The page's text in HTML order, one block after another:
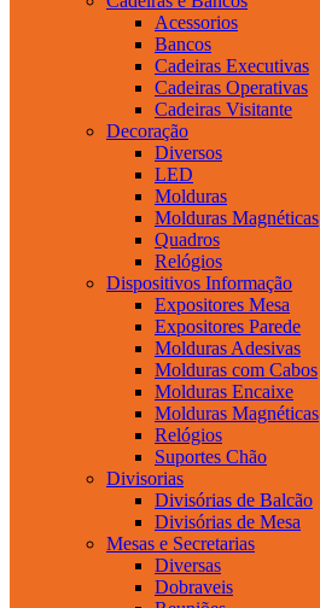
Acessorios
Bancos
Cadeiras Executivas
Cadeiras Operativas
Cadeiras Visitante
Decoração
Diversos
LED
Molduras
Molduras Magnéticas
Quadros
Relógios
Dispositivos Informação
Expositores Mesa
Expositores Parede
Molduras Adesivas
Molduras com Cabos
Molduras Encaixe
Molduras Magnéticas
Relógios
Suportes Chão
Divisorias
Divisórias de Balcão
Divisórias de Mesa
Mesas e Secretarias
Diversas
Dobraveis